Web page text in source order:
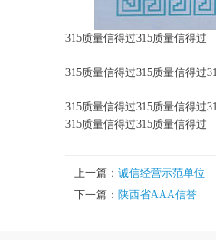
315质量信得过315质量信得过
315质量信得过315质量信得过
315质量信得过315质量信得过
315质量信得过315质量信得过
上一篇： 诚信经营示范单位
下一篇： 陕西省AAA信誉